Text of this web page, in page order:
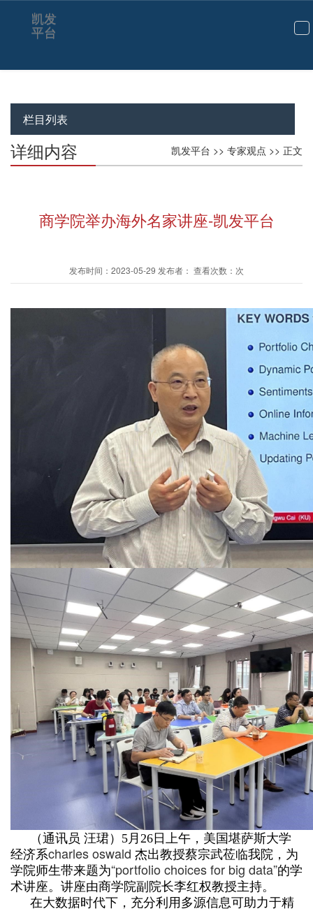
切
航
凯发
平台
栏目列表
凯发平台 >> 专家观点 >> 正文
详细内容
商学院举办海外名家讲座-凯发平台
发布时间：2023-05-29 发布者： 查看次数：次
（通讯员 汪珺）5月26日上午，美国堪萨斯大学
经济系charles oswald 杰出教授蔡宗武莅临我院，为
学院师生带来题为“portfolio choices for big data”的学
术讲座。讲座由商学院副院长李红权教授主持。
在大数据时代下，充分利用多源信息可助力于精